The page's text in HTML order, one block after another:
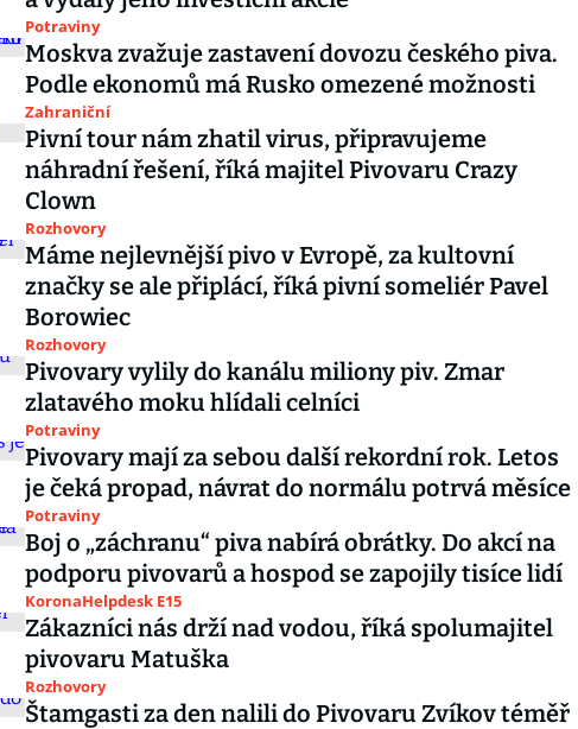
Potraviny
Moskva zvažuje zastavení dovozu českého piva.
Podle ekonomů má Rusko omezené možnosti
Zahraniční
Pivní tour nám zhatil virus, připravujeme
náhradní řešení, říká majitel Pivovaru Crazy
Clown
Rozhovory
Máme nejlevnější pivo v Evropě, za kultovní
značky se ale připlácí, říká pivní someliér Pavel
Borowiec
Rozhovory
Pivovary vylily do kanálu miliony piv. Zmar
zlatavého moku hlídali celníci
Potraviny
Pivovary mají za sebou další rekordní rok. Letos
je čeká propad, návrat do normálu potrvá měsíce
Potraviny
Boj o „záchranu“ piva nabírá obrátky. Do akcí na
podporu pivovarů a hospod se zapojily tisíce lidí
KoronaHelpdesk E15
Zákazníci nás drží nad vodou, říká spolumajitel
pivovaru Matuška
Rozhovory
Štamgasti za den nalili do Pivovaru Zvíkov téměř